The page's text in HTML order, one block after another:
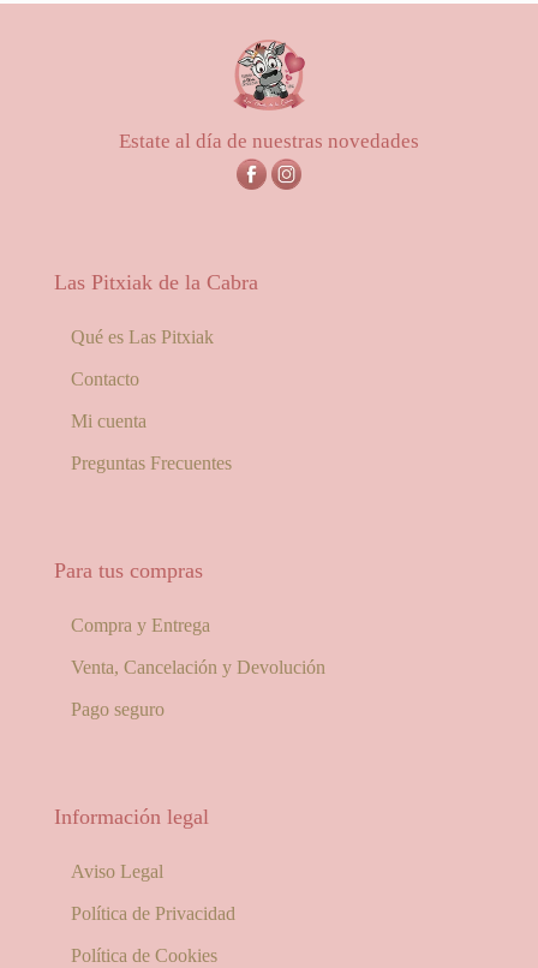
hasta
11,50€
Estate al día de nuestras novedades
Las Pitxiak de la Cabra
Qué es Las Pitxiak
Contacto
Mi cuenta
Preguntas Frecuentes
Para tus compras
Compra y Entrega
Venta, Cancelación y Devolución
Pago seguro
Información legal
Aviso Legal
Política de Privacidad
Política de Cookies